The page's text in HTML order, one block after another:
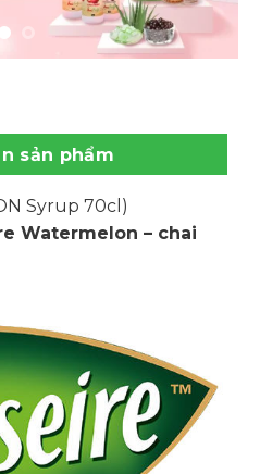
sản phẩm
Syrup 70cl)
Watermelon – chai